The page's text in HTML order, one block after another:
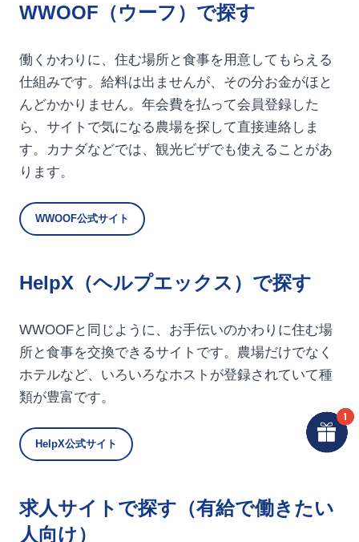
WWOOF（ウーフ）で探す
働くかわりに、住む場所と食事を用意してもらえる
仕組みです。給料は出ませんが、その分お金がほと
んどかかりません。年会費を払って会員登録した
ら、サイトで気になる農場を探して直接連絡しま
す。カナダなどでは、観光ビザでも使えることがあ
ります。
WWOOF公式サイト
HelpX（ヘルプエックス）で探す
WWOOFと同じように、お手伝いのかわりに住む場
所と食事を交換できるサイトです。農場だけでなく
ホテルなど、いろいろなホストが登録されていて種
類が豊富です。
HelpX公式サイト
求人サイトで探す（有給で働きたい
人向け）